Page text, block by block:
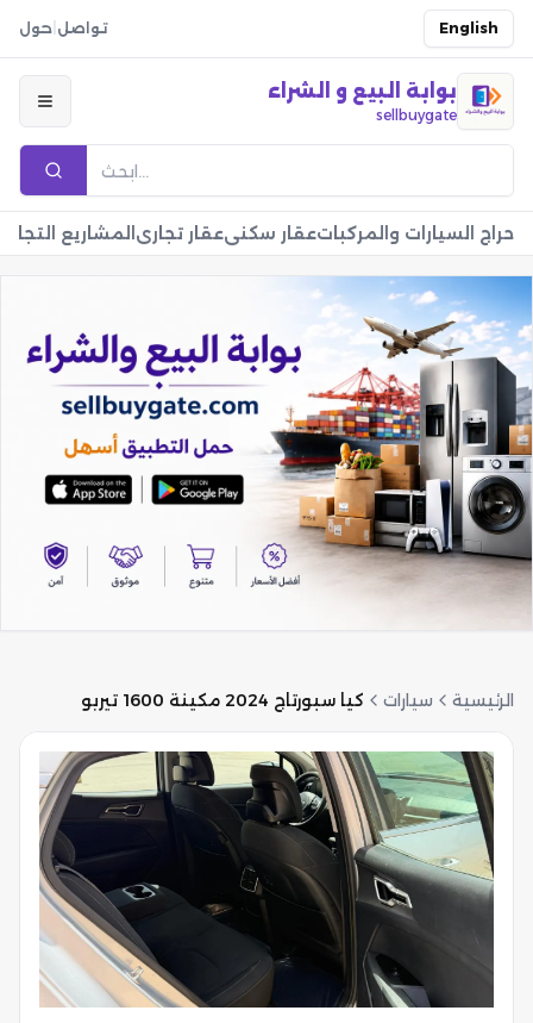
تواصل حول English
بوابة البيع و الشراء
sellbuygate
حراج السيارات والمركباتعقار سكنيعقار تجاري المشاريع
الرئيسية سيارات كيا سبورتاج 2024 مكينة 1600 تيربو